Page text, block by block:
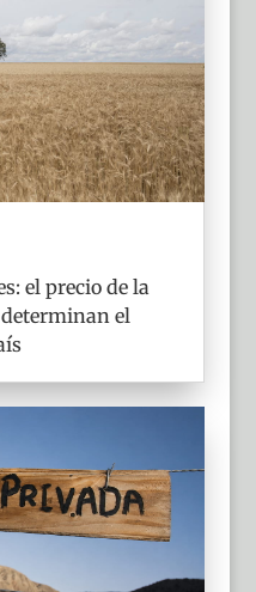
el precio de la
el